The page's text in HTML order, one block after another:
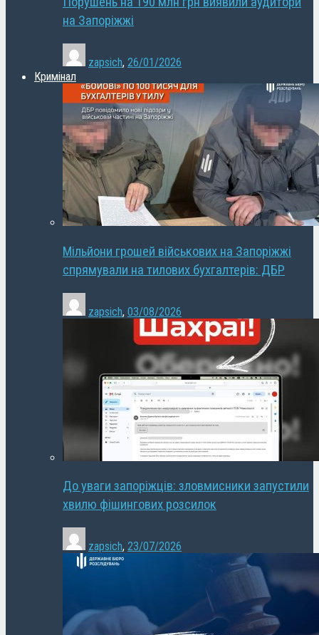
на Запоріжжі
zapsich, 26/01/2026
Кримінал
Мільйони грошей військових на Запоріжжі
спрямували на тилових бухгалтерів: ДБР
zapsich, 03/08/2026
До уваги запоріжців: зловмисники запустили
хвилю фішингових розсилок
zapsich, 23/07/2026